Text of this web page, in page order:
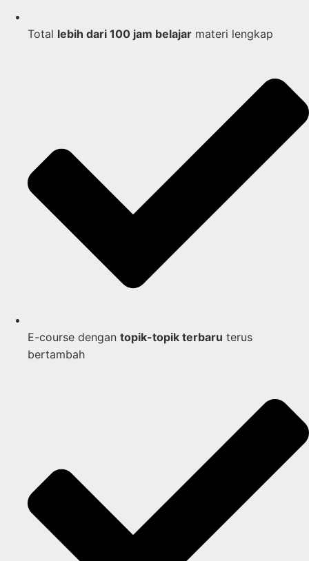
Total lebih dari 100 jam belajar materi lengkap
E-course dengan topik-topik terbaru terus
bertambah